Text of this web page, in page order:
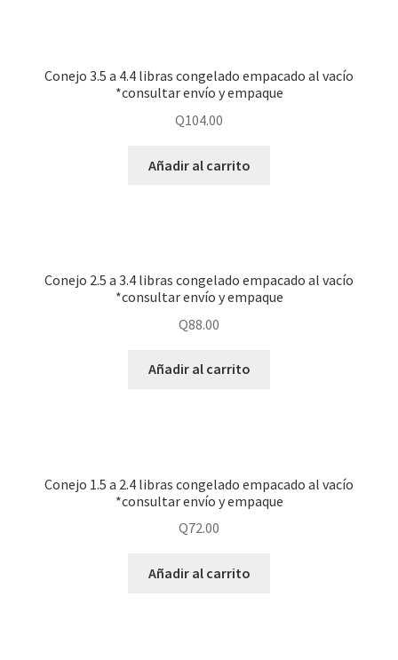
Conejo 3.5 a 4.4 libras congelado empacado al vacío
*consultar envío y empaque
Q104.00
Añadir al carrito
Conejo 2.5 a 3.4 libras congelado empacado al vacío
*consultar envío y empaque
Q88.00
Añadir al carrito
Conejo 1.5 a 2.4 libras congelado empacado al vacío
*consultar envío y empaque
Q72.00
Añadir al carrito